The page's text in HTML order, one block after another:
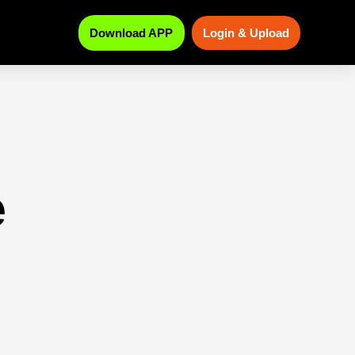
Download APP Login & Upload